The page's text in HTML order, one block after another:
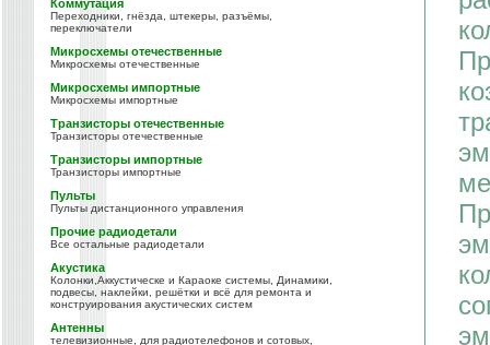
Коммутация
Переходники, гнёзда, штекеры, разъёмы,
переключатели
Микросхемы отечественные
Микросхемы отечественные
Микросхемы импортные
Микросхемы импортные
Транзисторы отечественные
Транзисторы отечественные
Транзисторы импортные
Транзисторы импортные
Пульты
Пульты дистанционного управления
Прочие радиодетали
Все остальные радиодетали
Акустика
Колонки,Аккустическе и Караоке системы, Динамики,
подвесы, наклейки, решётки и всё для ремонта и
конструирования акустических систем
Антенны
телевизионные, для радиотелефонов и сотовых,